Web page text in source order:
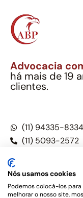
Advocacia
há mais de 19
clientes.
(11) 94335-8334
(11) 5093-2572
Nós usamos cookies
Podemos colocá-los
melhorar o nosso site,